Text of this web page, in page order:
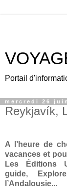
Portail
mercredi 26
Reykjavík,
A l’heure de
vacances et
Les Éditions
guide,
l’Andalousie...